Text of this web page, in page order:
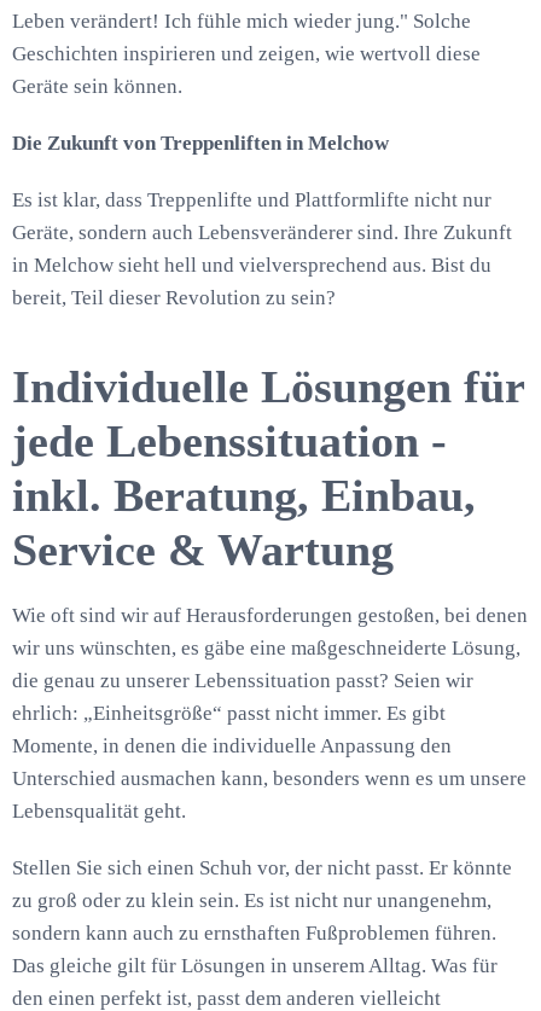
Leben verändert! Ich fühle mich wieder jung." Solche
Geschichten inspirieren und zeigen, wie wertvoll diese
Geräte sein können.
Die Zukunft von Treppenliften in Melchow
Es ist klar, dass Treppenlifte und Plattformlifte nicht nur
Geräte, sondern auch Lebensveränderer sind. Ihre Zukunft
in Melchow sieht hell und vielversprechend aus. Bist du
bereit, Teil dieser Revolution zu sein?
Individuelle Lösungen für
jede Lebenssituation -
inkl. Beratung, Einbau,
Service & Wartung
Wie oft sind wir auf Herausforderungen gestoßen, bei denen
wir uns wünschten, es gäbe eine maßgeschneiderte Lösung,
die genau zu unserer Lebenssituation passt? Seien wir
ehrlich: „Einheitsgröße“ passt nicht immer. Es gibt
Momente, in denen die individuelle Anpassung den
Unterschied ausmachen kann, besonders wenn es um unsere
Lebensqualität geht.
Stellen Sie sich einen Schuh vor, der nicht passt. Er könnte
zu groß oder zu klein sein. Es ist nicht nur unangenehm,
sondern kann auch zu ernsthaften Fußproblemen führen.
Das gleiche gilt für Lösungen in unserem Alltag. Was für
den einen perfekt ist, passt dem anderen vielleicht